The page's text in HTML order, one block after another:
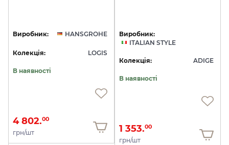
Виробник: HANSGROHE
Колекція: LOGIS
В наявності
4 802.00
грн/шт
Виробник:
ITALIAN STYLE
Колекція: ADIGE
В наявності
1 353.00
грн/шт